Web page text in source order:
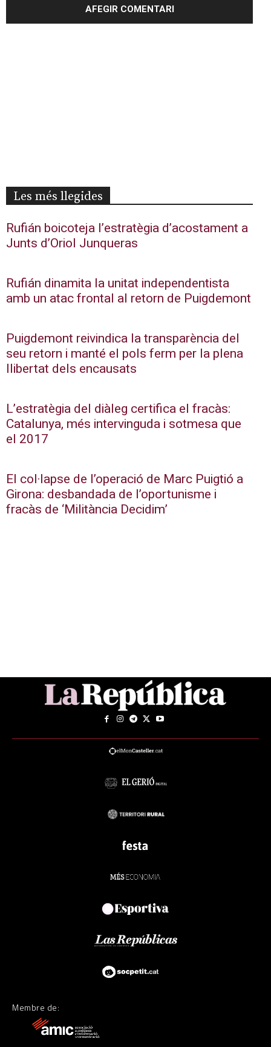
Les més llegides
Rufián boicoteja l’estratègia d’acostament a
Junts d’Oriol Junqueras
Rufián dinamita la unitat independentista
amb un atac frontal al retorn de Puigdemont
Puigdemont reivindica la transparència del
seu retorn i manté el pols ferm per la plena
llibertat dels encausats
L’estratègia del diàleg certifica el fracàs:
Catalunya, més intervinguda i sotmesa que
el 2017
El col·lapse de l’operació de Marc Puigtió a
Girona: desbandada de l’oportunisme i
fracàs de ‘Militància Decidim’
Membre de: